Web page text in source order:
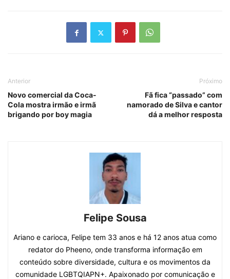
Anterior
Novo comercial da Coca-
Cola mostra irmão e irmã
brigando por boy magia
Próximo
Fã fica “passado” com
namorado de Silva e cantor
dá a melhor resposta
Felipe Sousa
Ariano e carioca, Felipe tem 33 anos e há 12 anos atua como
redator do Pheeno, onde transforma informação em
conteúdo sobre diversidade, cultura e os movimentos da
comunidade LGBTQIAPN+. Apaixonado por comunicação e